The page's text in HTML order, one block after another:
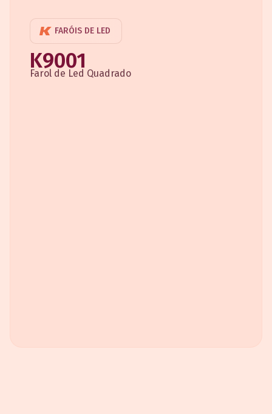
FARÓIS DE LED
K9001
Farol de Led Quadrado